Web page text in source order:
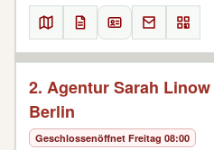
2. Agentur Sarah
Berlin
Geschlossenöffnet Freitag 08:00